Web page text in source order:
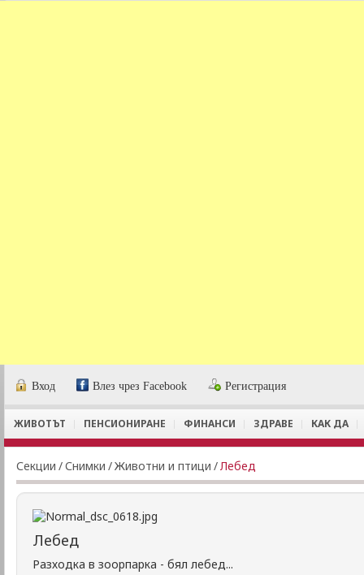
Вход Влез чрез Facebook Регистрация
ЖИВОТЪТ ПЕНСИОНИРАНЕ ФИНАНСИ ЗДРАВЕ КАК ДА
Секции /Снимки /Животни и птици /Лебед
Лебед
Разходка в зоорпарка - бял лебед...